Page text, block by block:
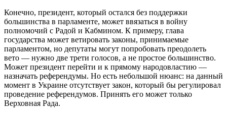
Конечно, президент, который остался без поддержки
большинства в парламенте, может ввязаться в войну
полномочий с Радой и Кабмином. К примеру, глава
государства может ветировать законы, принимаемые
парламентом, но депутаты могут попробовать преодолеть
вето — нужно две трети голосов, а не простое большинство.
Может президент перейти и к прямому народовластию —
назначать референдумы. Но есть небольшой нюанс: на данный
момент в Украине отсутствует закон, который бы регулировал
проведение референдумов. Принять его может только
Верховная Рада.